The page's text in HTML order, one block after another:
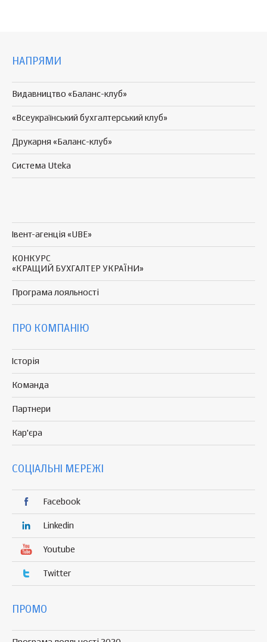
НАПРЯМИ
Видавництво «Баланс-клуб»
«Всеукраїнський бухгалтерський клуб»
Друкарня «Баланс-клуб»
Система Uteka
Івент-агенція «UBE»
КОНКУРС
«КРАЩИЙ БУХГАЛТЕР УКРАЇНИ»
Програма лояльності
ПРО КОМПАНІЮ
Історія
Команда
Партнери
Кар'єра
СОЦІАЛЬНІ МЕРЕЖІ
Facebook
Linkedin
Youtube
Twitter
ПРОМО